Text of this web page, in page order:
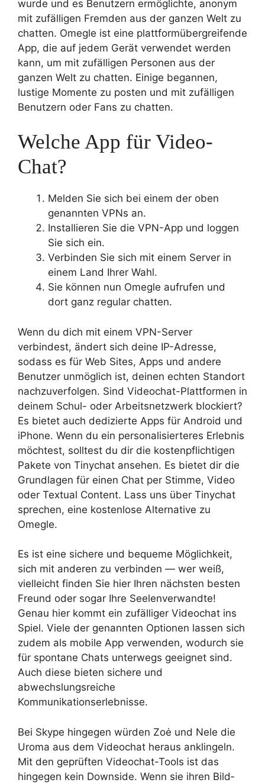
wurde und es Benutzern ermöglichte, anonym
mit zufälligen Fremden aus der ganzen Welt zu
chatten. Omegle ist eine plattformübergreifende
App, die auf jedem Gerät verwendet werden
kann, um mit zufälligen Personen aus der
ganzen Welt zu chatten. Einige begannen,
lustige Momente zu posten und mit zufälligen
Benutzern oder Fans zu chatten.
Welche App für Video-
Chat?
Melden Sie sich bei einem der oben
genannten VPNs an.
Installieren Sie die VPN-App und loggen
Sie sich ein.
Verbinden Sie sich mit einem Server in
einem Land Ihrer Wahl.
Sie können nun Omegle aufrufen und
dort ganz regular chatten.
Wenn du dich mit einem VPN-Server
verbindest, ändert sich deine IP-Adresse,
sodass es für Web Sites, Apps und andere
Benutzer unmöglich ist, deinen echten Standort
nachzuverfolgen. Sind Videochat-Plattformen in
deinem Schul- oder Arbeitsnetzwerk blockiert?
Es bietet auch dedizierte Apps für Android und
iPhone. Wenn du ein personalisierteres Erlebnis
möchtest, solltest du dir die kostenpflichtigen
Pakete von Tinychat ansehen. Es bietet dir die
Grundlagen für einen Chat per Stimme, Video
oder Textual Content. Lass uns über Tinychat
sprechen, eine kostenlose Alternative zu
Omegle.
Es ist eine sichere und bequeme Möglichkeit,
sich mit anderen zu verbinden — wer weiß,
vielleicht finden Sie hier Ihren nächsten besten
Freund oder sogar Ihre Seelenverwandte!
Genau hier kommt ein zufälliger Videochat ins
Spiel. Viele der genannten Optionen lassen sich
zudem als mobile App verwenden, wodurch sie
für spontane Chats unterwegs geeignet sind.
Auch diese bieten sichere und
abwechslungsreiche
Kommunikationserlebnisse.
Bei Skype hingegen würden Zoė und Nele die
Uroma aus dem Video­chat heraus anklingeln.
Mit den geprüften Video­chat-Tools ist das
hingegen kein Downside. Wenn sie ihren Bild­